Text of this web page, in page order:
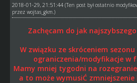
2018-01-29, 21:51:44 (Ten post był ostatnio
przez wojtas_gkm .)
Zachęcam do jak
W związku ze skróceniem sezonu
ograniczenia/modyfikacje w
Mamy mniej tygodni na
a to może wymusiĆ